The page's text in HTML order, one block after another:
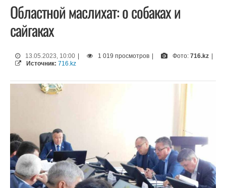
Областной маслихат: о собаках и
сайгаках
13.05.2023, 10:00 1 019 просмотров Фото: 716.kz
Источник: 716.kz